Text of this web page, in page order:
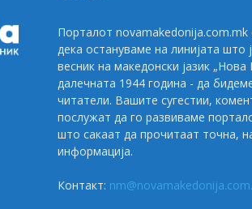
Порталот novamakedonija.com.mk
дека остануваме на линијата што
весник на македонски јазик „Нова
далечната 1944 година - да
читатели. Вашите сугестии,
послужат да го развиваме
што сакаат да прочитаат точна,
информација.
Контакт: